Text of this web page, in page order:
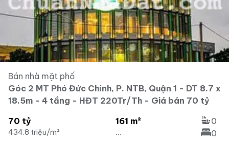
Bán nhà mặt phố
Góc 2 MT Phó Đức Chính, P. NTB, Quận 1 - DT 8.7 x
18.5m - 4 tầng - HĐT 220Tr/Th - Giá bán 70 tỷ
70 tỷ
434.8 triệu/m²
161 m²
...
0
0